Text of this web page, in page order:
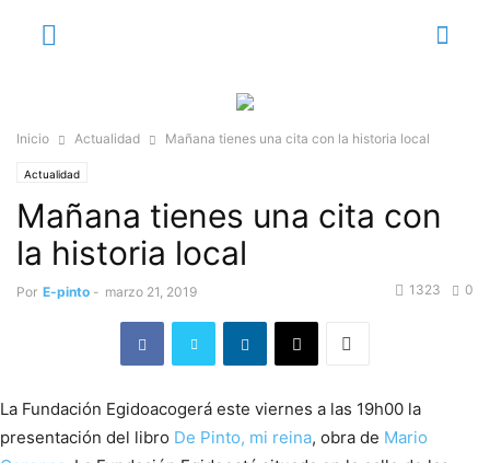
Inicio Actualidad Mañana tienes una cita con la historia local
Actualidad
Mañana tienes una cita con
la historia local
Por E-pinto - marzo 21, 2019 0
1323
La Fundación Egidoacogerá este viernes a las 19h00 la
presentación del libro De Pinto, mi reina, obra de Mario